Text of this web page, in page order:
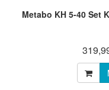
Metabo KH 5-40 Set